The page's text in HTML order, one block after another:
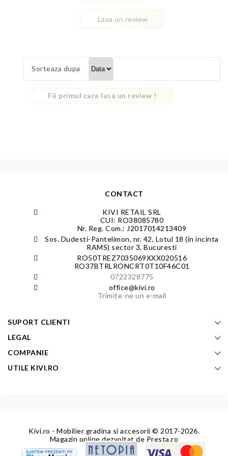
Lasa un review
Sorteaza dupa
Fii primul care lasa un review !
CONTACT
KIVI RETAIL SRL
CUI: RO38085780
Nr. Reg. Com.: J2017014213409
Sos. Dudesti-Pantelimon, nr. 42, Lotul 18 (in incinta
RAMS) sector 3, Bucuresti
RO50TREZ7035069XXX020516
RO37BTRLRONCRT0T10F46C01
0722328775
office@kivi.ro
Trimite-ne un e-mail
SUPORT CLIENTI
LEGAL
COMPANIE
UTILE KIVI.RO
Kivi.ro - Mobilier gradina si accesorii © 2017-2026.
Magazin online dezvoltat de Presta.ro